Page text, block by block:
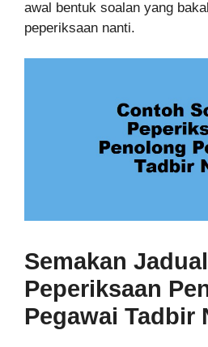
awal bentuk soalan yang
peperiksaan nanti.
Semakan Jadual
Peperiksaan
Pegawai Tadbir